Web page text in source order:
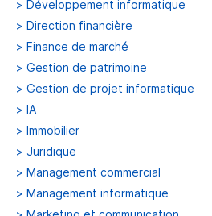
> Développement informatique
> Direction financière
> Finance de marché
> Gestion de patrimoine
> Gestion de projet informatique
> IA
> Immobilier
> Juridique
> Management commercial
> Management informatique